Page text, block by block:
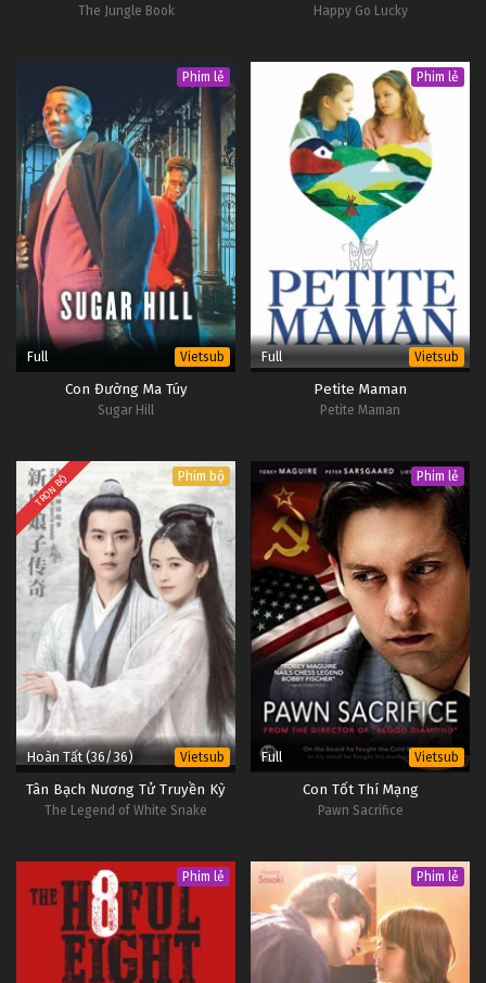
The Jungle Book Happy Go Lucky
Phim lẻ
Full Vietsub
Con Đường Ma Túy
Sugar Hill
Phim lẻ
Full Vietsub
Petite Maman
Petite Maman
TRỌN BỘ Phim bộ
Hoàn Tất (36/36) Vietsub
Tân Bạch Nương Tử Truyền Kỳ
The Legend of White Snake
Phim lẻ
Full Vietsub
Con Tốt Thí Mạng
Pawn Sacrifice
Phim lẻ Phim lẻ